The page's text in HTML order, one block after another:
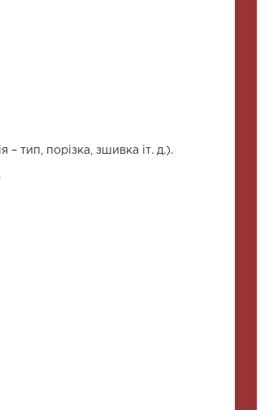
– тип, порізка, зшивка іт. д.).